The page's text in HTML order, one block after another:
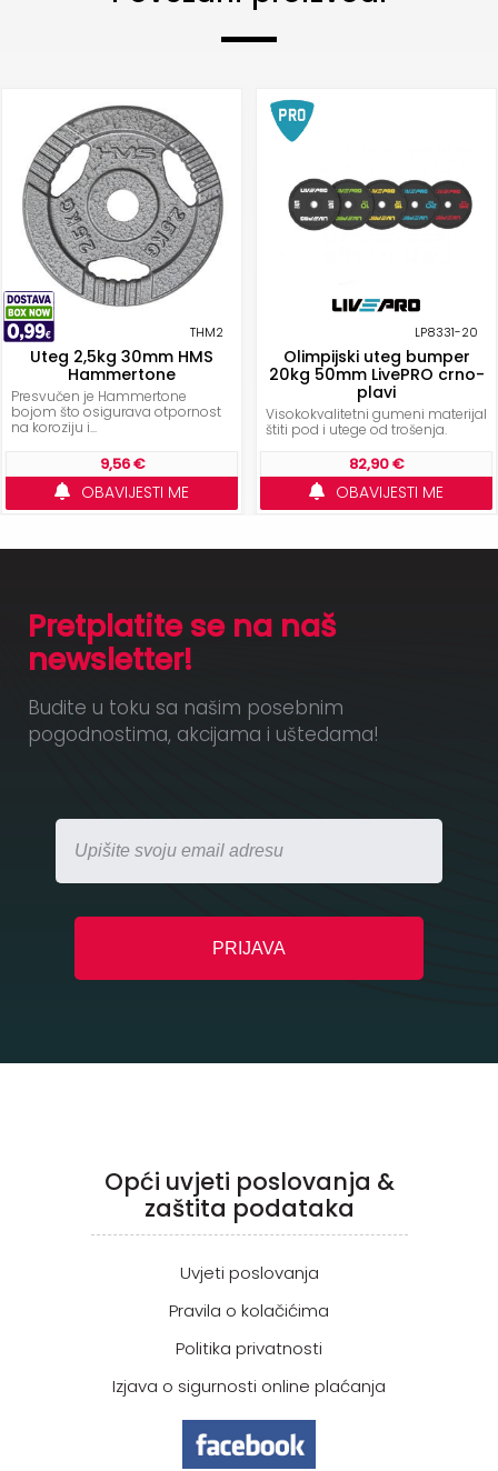
THM2
Uteg 2,5kg 30mm HMS
Hammertone
Presvučen je Hammertone
bojom što osigurava otpornost
na koroziju i...
9,56 €
OBAVIJESTI ME
LP8331-20
Olimpijski uteg bumper
20kg 50mm LivePRO crno-
plavi
Visokokvalitetni gumeni materijal
štiti pod i utege od trošenja.
82,90 €
OBAVIJESTI ME
Pretplatite se na naš
newsletter!
Budite u toku sa našim posebnim
pogodnostima, akcijama i uštedama!
Opći uvjeti poslovanja &
zaštita podataka
Uvjeti poslovanja
Pravila o kolačićima
Politika privatnosti
Izjava o sigurnosti online plaćanja